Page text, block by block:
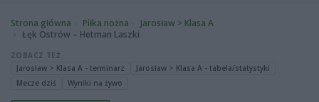
Strona główna Piłka nożna
Jarosław > Klasa A
Łęk Ostrów – Hetman Laszki
ZOBACZ TEŻ
Jarosław > Klasa A - terminarz
Jarosław > Klasa A - tabela/statystyki
Mecze dziś
Wyniki na żywo